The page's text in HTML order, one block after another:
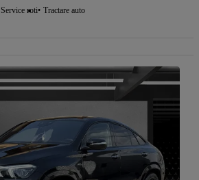
Service roti Tractare auto